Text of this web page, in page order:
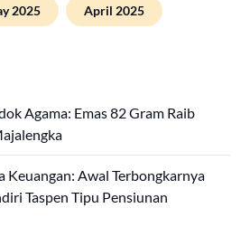
2025 April 2025
Agama: Emas 82 Gram Raib
Keuangan: Awal Terbongkarnya
Taspen Tipu Pensiunan